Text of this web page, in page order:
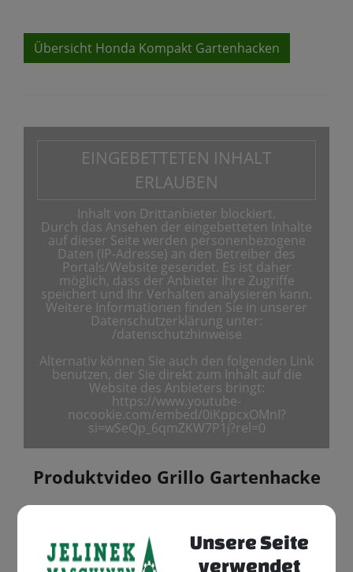
Übersicht Honda Kompakt Gartenhacken
EINGEBETTETEN INHALT
ERLAUBEN
Inhalt von Drittanbieter blockiert.
Durch das Ansehen der eingebetteten Inhalte
auf dieser Seite werden personenbezogene
Daten (IP-Adresse) an den Betreiber des
Portals/Website gesendet. Es ist daher
möglich, dass der Anbieter Ihre Zugriffe
speichert und Ihr Verhalten analysieren kann.
Weitere Informationen finden Sie in unserer
Datenschutzerklärung unter:
/datenschutzhinweise
Alternativ können Sie auch den folgenden Link
benutzen, der Sie direkt zum Inhalt auf die
Website des Anbieters bringt:
https://www.youtube-
nocookie.com/embed/0iKppcxOMnI?
si=wSeQp_6qmZKW7P1j?rel=0
Produktvideo Grillo Gartenhacke
Onlineformular für
Produktanfragen
Unsere Seite
verwendet